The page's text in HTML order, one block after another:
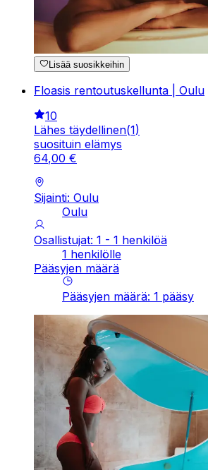
Lisää suosikkeihin
Floasis rentoutuskellunta | Oulu
10
Lähes täydellinen(1)
suosituin elämys
64,00 €
Sijainti: Oulu
Oulu
Osallistujat: 1 - 1 henkilöä
1 henkilölle
Pääsyjen määrä
Pääsyjen määrä: 1 pääsy